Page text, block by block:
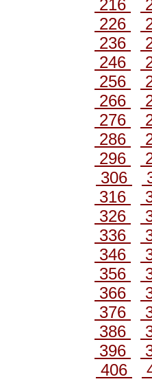
216
226
236
246
256
266
276
286
296
306
316
326
336
346
356
366
376
386
396
406